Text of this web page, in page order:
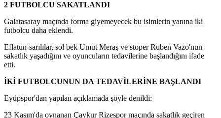
2 FUTBOLCU SAKATLANDI
Galatasaray maçında forma giyemeyecek bu isimlerin yanına iki
futbolcu daha eklendi.
Eflatun-sarılılar, sol bek Umut Meraş ve stoper Ruben Vazo'nun
sakatlık yaşadığını ve oyuncuların tedavilerine başlandığını ifade
etti.
İKİ FUTBOLCUNUN DA TEDAVİLERİNE BAŞLANDI
Eyüpspor'dan yapılan açıklamada şöyle denildi:
23 Kasım'da oynanan Çaykur Rizespor maçında sakatlık geçiren